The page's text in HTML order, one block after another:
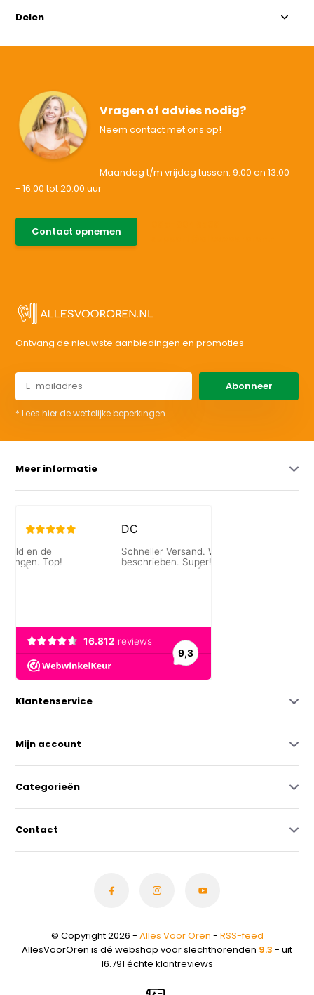
Delen
Vragen of advies nodig?
Neem contact met ons op!
Maandag t/m vrijdag tussen: 9:00 en 13:00
- 16:00 tot 20.00 uur
Contact opnemen
Ontvang de nieuwste aanbiedingen en promoties
Abonneer
* Lees hier de wettelijke beperkingen
Meer informatie
Klantenservice
Mijn account
Categorieën
Contact
© Copyright 2026 - Alles Voor Oren - RSS-feed
AllesVoorOren is dé webshop voor slechthorenden 9.3 - uit
16.791 échte klantreviews